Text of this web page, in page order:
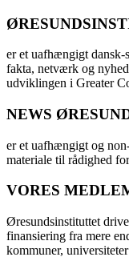
er et uafhængigt dansk-
fakta, netværk og
udviklingen i Greater
NEWS
er et uafhængigt og
materiale til rådighed
VORES
Øresundsinstituttet
finansiering fra mere
kommuner,